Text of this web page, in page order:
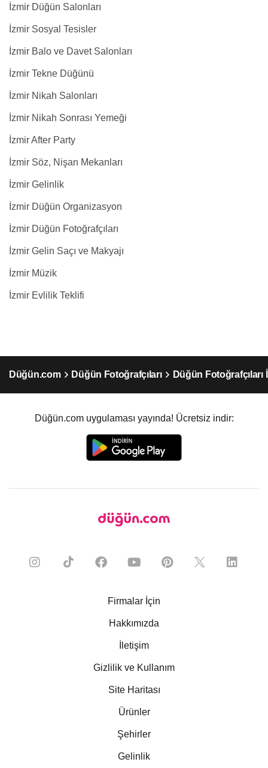
İzmir Düğün Salonları
İzmir Sosyal Tesisler
İzmir Balo ve Davet Salonları
İzmir Tekne Düğünü
İzmir Nikah Salonları
İzmir Nikah Sonrası Yemeği
İzmir After Party
İzmir Söz, Nişan Mekanları
İzmir Gelinlik
İzmir Düğün Organizasyon
İzmir Düğün Fotoğrafçıları
İzmir Gelin Saçı ve Makyajı
İzmir Müzik
İzmir Evlilik Teklifi
Düğün.com Düğün Fotoğrafçıları Düğün Fotoğrafçıları
Düğün.com uygulaması yayında! Ücretsiz indir:
Firmalar İçin
Hakkımızda
İletişim
Gizlilik ve Kullanım
Site Haritası
Ürünler
Şehirler
Gelinlik